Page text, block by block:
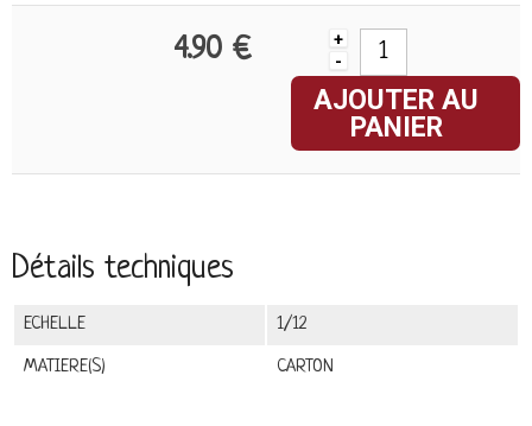
4.90 €
+
-
AJOUTER AU
PANIER
Détails techniques
ECHELLE 1/12
MATIERE(S) CARTON